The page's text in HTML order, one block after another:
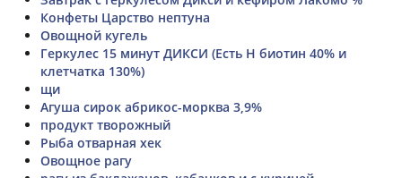
Конфеты Царство нептуна
Овощной кугель
Геркулес 15 минут ДИКСИ (Есть Н биотин 40% и
клетчатка 130%)
щи
Агуша сирок абрикос-морква 3,9%
продукт творожный
Рыба отварная хек
Овощное рагу